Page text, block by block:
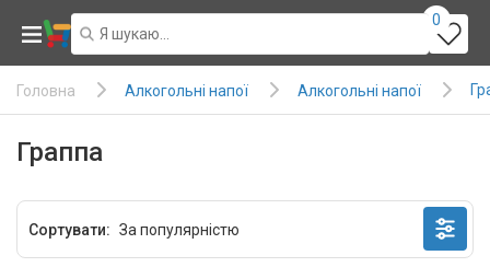
0
Головна Алкогольні напої Алкогольні напої
Граппа
Сортувати: